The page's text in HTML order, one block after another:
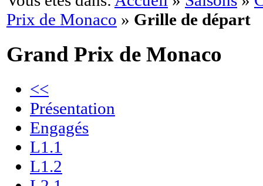
Prix de Monaco » Grille de départ
Grand Prix de Monaco
<<
Présentation
Engagés
L1.1
L1.2